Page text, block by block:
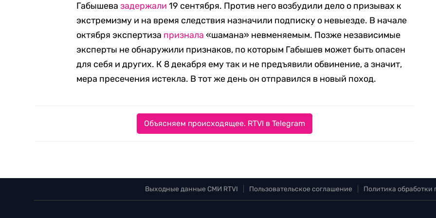
Габышевазадержали 19 сентября. Против него возбудили дело о призывах к
экстремизму и на время следствия назначили подписку о невыезде. В начале
октября экспертиза признала «шамана» невменяемым. Позже независимые
эксперты не обнаружили признаков, по которым Габышев может быть опасен
для себя и других. К 8 декабря ему так и не предъявили обвинение, а значит,
мера пресечения истекла. В тот же день он отправился в новый поход.
Объясняем происходящее. RTVI в Telegram
Выходные данные СМИ RTVI Пользовательское соглашение Политика